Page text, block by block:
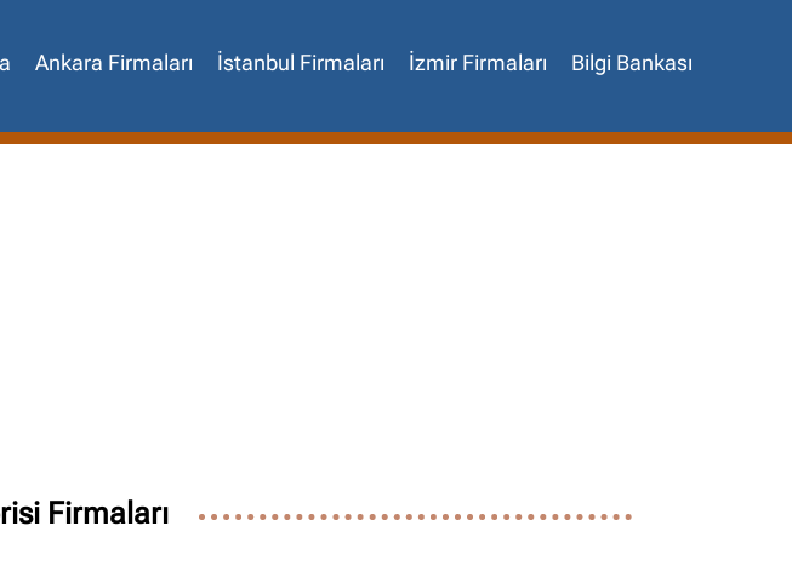
Ankara Firmaları İstanbul Firmaları İzmir Firmaları Bilgi Bankası
Firmaları